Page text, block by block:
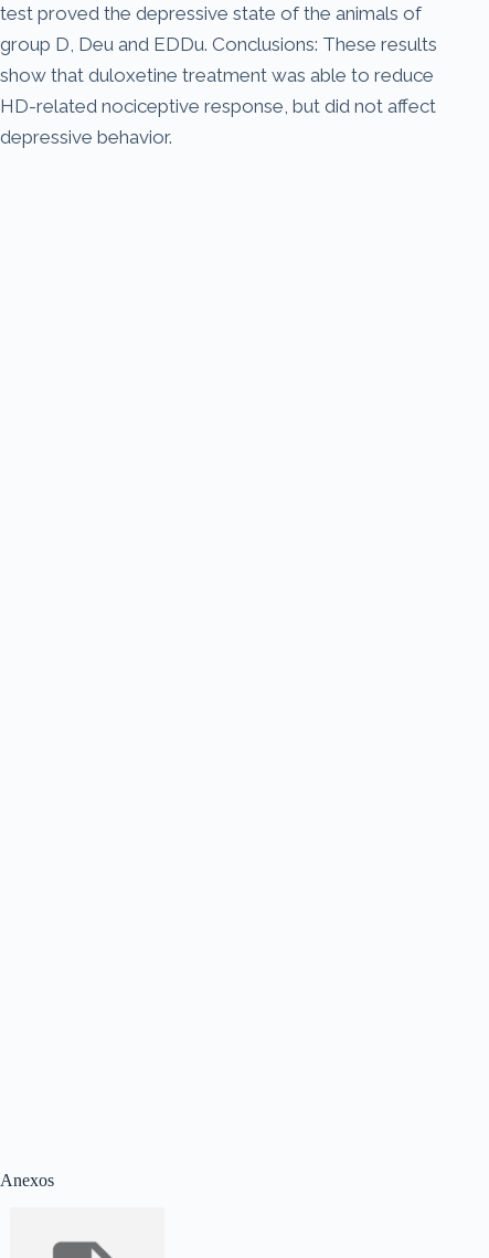
Anexos
test proved the depressive state of the animals of
group D, Deu and EDDu. Conclusions: These results
show that duloxetine treatment was able to reduce
HD-related nociceptive response, but did not affect
depressive behavior.